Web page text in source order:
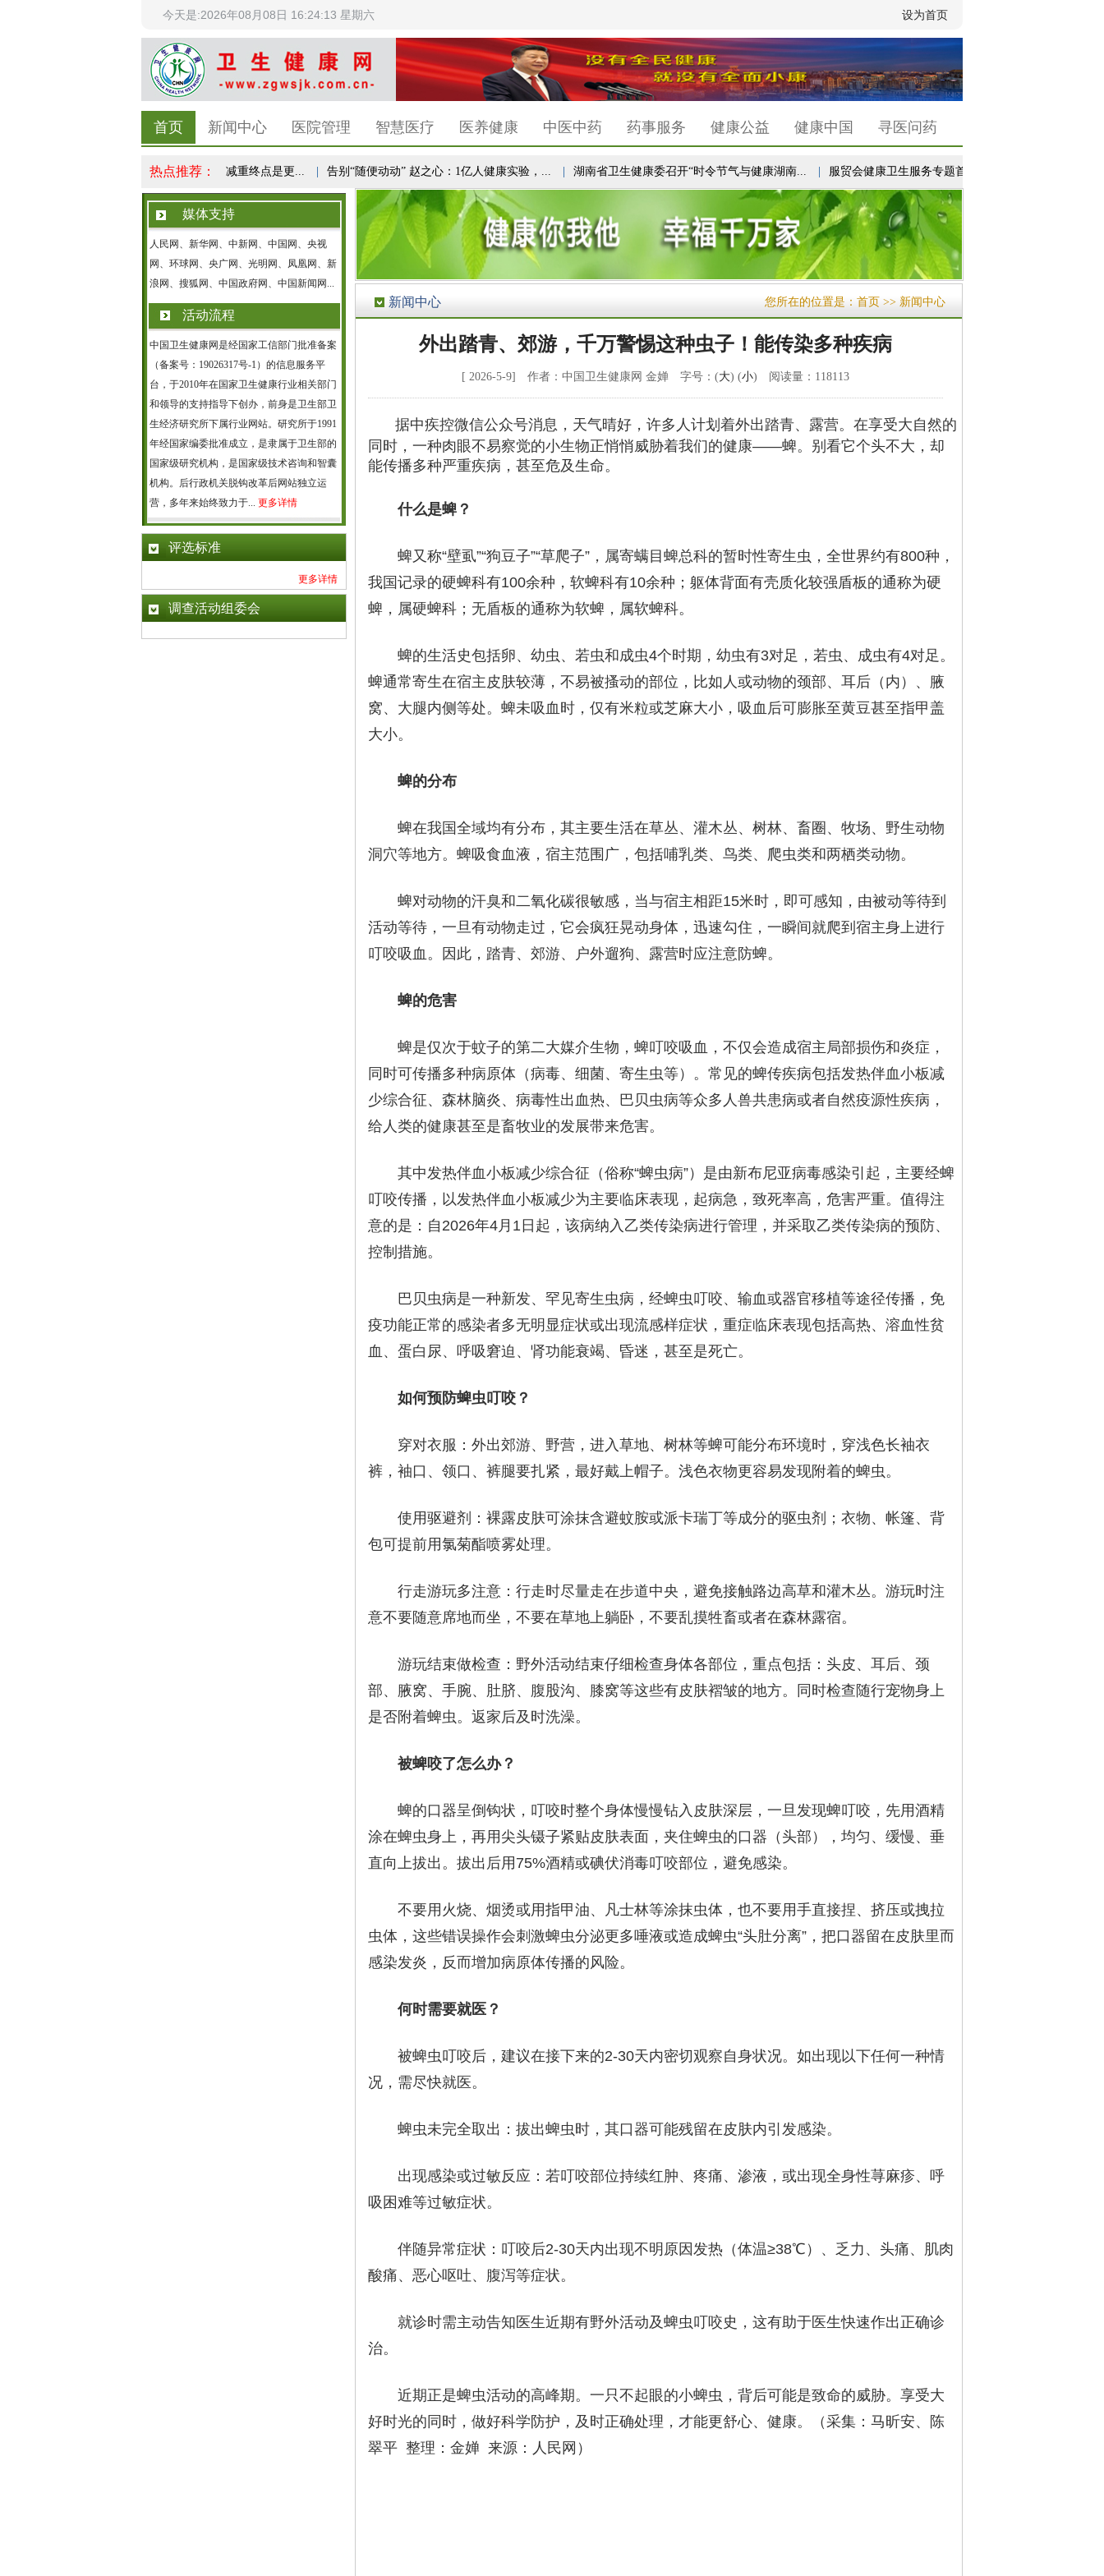
今天是:2026年08月08日 16:24:13 星期六 设为首页
首页 新闻中心 医院管理 智慧医疗 医养健康 中医中药 药事服务 健康公益 健康中国 寻医问药
热点推荐：
科学体重管理成全民健康共识，减重终点是更... | 告别“随便动动” 赵之心：1亿人健康实验，... 湖南省卫生健康委召开“时令节气与健康湖南... | 服贸会健康卫生服务专题首次设立“未来医疗...
媒体支持
人民网、新华网、中新网、中国网、央视
网、环球网、央广网、光明网、凤凰网、新
浪网、搜狐网、中国政府网、中国新闻网...
活动流程
中国卫生健康网是经国家工信部门批准备案
（备案号：19026317号-1）的信息服务平
台，于2010年在国家卫生健康行业相关部门
和领导的支持指导下创办，前身是卫生部卫
生经济研究所下属行业网站。研究所于1991
年经国家编委批准成立，是隶属于卫生部的
国家级研究机构，是国家级技术咨询和智囊
机构。后行政机关脱钩改革后网站独立运
营，多年来始终致力于... 更多详情
评选标准
更多详情
调查活动组委会
新闻中心 您所在的位置是： 首页 >> 新闻中心
外出踏青、郊游，千万警惕这种虫子！能传染多种疾病
[ 2026-5-9] 作者：中国卫生健康网 金婵 字号：(大) (小) 阅读量：118113
据中疾控微信公众号消息，天气晴好，许多人计划着外出踏青、露营。在享受大自然的
同时，一种肉眼不易察觉的小生物正悄悄威胁着我们的健康——蜱。别看它个头不大，却
能传播多种严重疾病，甚至危及生命。
什么是蜱？
蜱又称“壁虱”“狗豆子”“草爬子”，属寄螨目蜱总科的暂时性寄生虫，全世界约有800种，
我国记录的硬蜱科有100余种，软蜱科有10余种；躯体背面有壳质化较强盾板的通称为硬
蜱，属硬蜱科；无盾板的通称为软蜱，属软蜱科。
蜱的生活史包括卵、幼虫、若虫和成虫4个时期，幼虫有3对足，若虫、成虫有4对足。
蜱通常寄生在宿主皮肤较薄，不易被搔动的部位，比如人或动物的颈部、耳后（内）、腋
窝、大腿内侧等处。蜱未吸血时，仅有米粒或芝麻大小，吸血后可膨胀至黄豆甚至指甲盖
大小。
蜱的分布
蜱在我国全域均有分布，其主要生活在草丛、灌木丛、树林、畜圈、牧场、野生动物
洞穴等地方。蜱吸食血液，宿主范围广，包括哺乳类、鸟类、爬虫类和两栖类动物。
蜱对动物的汗臭和二氧化碳很敏感，当与宿主相距15米时，即可感知，由被动等待到
活动等待，一旦有动物走过，它会疯狂晃动身体，迅速勾住，一瞬间就爬到宿主身上进行
叮咬吸血。因此，踏青、郊游、户外遛狗、露营时应注意防蜱。
蜱的危害
蜱是仅次于蚊子的第二大媒介生物，蜱叮咬吸血，不仅会造成宿主局部损伤和炎症，
同时可传播多种病原体（病毒、细菌、寄生虫等）。常见的蜱传疾病包括发热伴血小板减
少综合征、森林脑炎、病毒性出血热、巴贝虫病等众多人兽共患病或者自然疫源性疾病，
给人类的健康甚至是畜牧业的发展带来危害。
其中发热伴血小板减少综合征（俗称“蜱虫病”）是由新布尼亚病毒感染引起，主要经蜱
叮咬传播，以发热伴血小板减少为主要临床表现，起病急，致死率高，危害严重。值得注
意的是：自2026年4月1日起，该病纳入乙类传染病进行管理，并采取乙类传染病的预防、
控制措施。
巴贝虫病是一种新发、罕见寄生虫病，经蜱虫叮咬、输血或器官移植等途径传播，免
疫功能正常的感染者多无明显症状或出现流感样症状，重症临床表现包括高热、溶血性贫
血、蛋白尿、呼吸窘迫、肾功能衰竭、昏迷，甚至是死亡。
如何预防蜱虫叮咬？
穿对衣服：外出郊游、野营，进入草地、树林等蜱可能分布环境时，穿浅色长袖衣
裤，袖口、领口、裤腿要扎紧，最好戴上帽子。浅色衣物更容易发现附着的蜱虫。
使用驱避剂：裸露皮肤可涂抹含避蚊胺或派卡瑞丁等成分的驱虫剂；衣物、帐篷、背
包可提前用氯菊酯喷雾处理。
行走游玩多注意：行走时尽量走在步道中央，避免接触路边高草和灌木丛。游玩时注
意不要随意席地而坐，不要在草地上躺卧，不要乱摸牲畜或者在森林露宿。
游玩结束做检查：野外活动结束仔细检查身体各部位，重点包括：头皮、耳后、颈
部、腋窝、手腕、肚脐、腹股沟、膝窝等这些有皮肤褶皱的地方。同时检查随行宠物身上
是否附着蜱虫。返家后及时洗澡。
被蜱咬了怎么办？
蜱的口器呈倒钩状，叮咬时整个身体慢慢钻入皮肤深层，一旦发现蜱叮咬，先用酒精
涂在蜱虫身上，再用尖头镊子紧贴皮肤表面，夹住蜱虫的口器（头部），均匀、缓慢、垂
直向上拔出。拔出后用75%酒精或碘伏消毒叮咬部位，避免感染。
不要用火烧、烟烫或用指甲油、凡士林等涂抹虫体，也不要用手直接捏、挤压或拽拉
虫体，这些错误操作会刺激蜱虫分泌更多唾液或造成蜱虫“头肚分离”，把口器留在皮肤里而
感染发炎，反而增加病原体传播的风险。
何时需要就医？
被蜱虫叮咬后，建议在接下来的2-30天内密切观察自身状况。如出现以下任何一种情
况，需尽快就医。
蜱虫未完全取出：拔出蜱虫时，其口器可能残留在皮肤内引发感染。
出现感染或过敏反应：若叮咬部位持续红肿、疼痛、渗液，或出现全身性荨麻疹、呼
吸困难等过敏症状。
伴随异常症状：叮咬后2-30天内出现不明原因发热（体温≥38℃）、乏力、头痛、肌肉
酸痛、恶心呕吐、腹泻等症状。
就诊时需主动告知医生近期有野外活动及蜱虫叮咬史，这有助于医生快速作出正确诊
治。
近期正是蜱虫活动的高峰期。一只不起眼的小蜱虫，背后可能是致命的威胁。享受大
好时光的同时，做好科学防护，及时正确处理，才能更舒心、健康。（采集：马昕安、陈
翠平 整理：金婵 来源：人民网）